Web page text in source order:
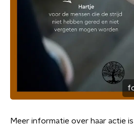
Meer informatie over haar actie